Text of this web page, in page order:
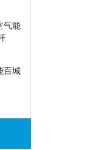
气能
百城